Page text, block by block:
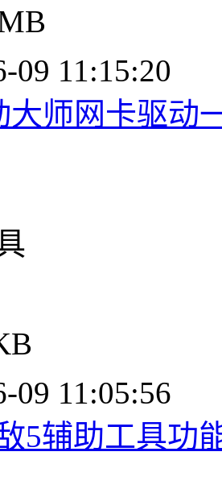
09 11:15:20
大师网卡驱动
09 11:05:56
5辅助工具功